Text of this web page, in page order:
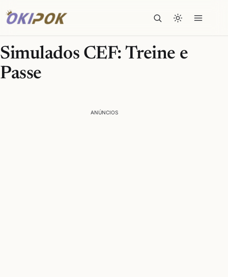
Simulados CEF: Treine e
Passe
ANÚNCIOS